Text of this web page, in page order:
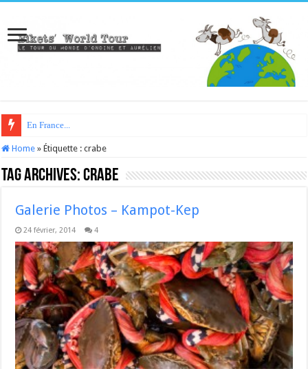
En France...
Home » Étiquette :crabe
Tag Archives:crabe
Galerie Photos – Kampot-Kep
24 février, 2014 4